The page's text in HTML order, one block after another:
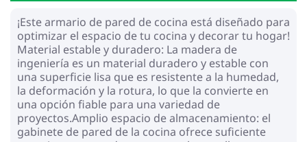
¡Este armario de pared de cocina está diseñado para
optimizar el espacio de tu cocina y decorar tu hogar!
Material estable y duradero: La madera de
ingeniería es un material duradero y estable con
una superficie lisa que es resistente a la humedad,
la deformación y la rotura, lo que la convierte en
una opción fiable para una variedad de
proyectos.Amplio espacio de almacenamiento: el
gabinete de pared de la cocina ofrece suficiente